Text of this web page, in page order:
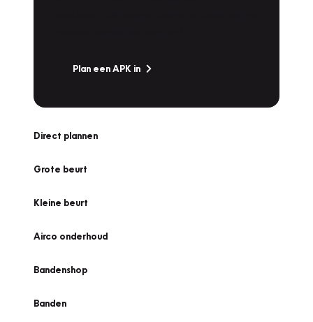
Plan een APK in
Direct plannen
Grote beurt
Kleine beurt
Airco onderhoud
Bandenshop
Banden